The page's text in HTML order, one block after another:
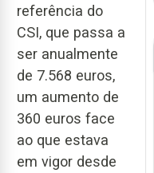
referência do
CSI, que passa a
ser anualmente
de 7.568 euros,
um aumento de
360 euros face
ao que estava
em vigor desde